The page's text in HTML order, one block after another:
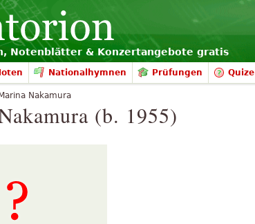
Notenblätter & Konzertangebote gratis
Nationalhymnen Prüfungen Quize
(b. 1955)
Marina Nakamura